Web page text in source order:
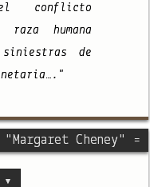
conflicto
humana
de
Cheney" =
▼